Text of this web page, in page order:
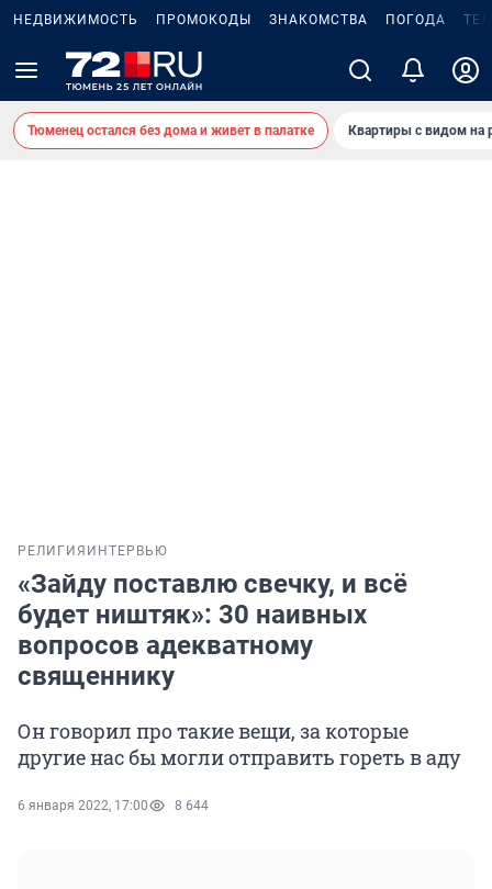
НЕДВИЖИМОСТЬ ПРОМОКОДЫ ЗНАКОМСТВА ПОГОДА
Тюменец остался без дома и живет в палатке Квартиры с видом на
РЕЛИГИЯ ИНТЕРВЬЮ
«Зайду поставлю свечку, и всё
будет ништяк»: 30 наивных
вопросов адекватному
священнику
Он говорил про такие вещи, за которые
другие нас бы могли отправить гореть в аду
6 января 2022, 17:00 8 644